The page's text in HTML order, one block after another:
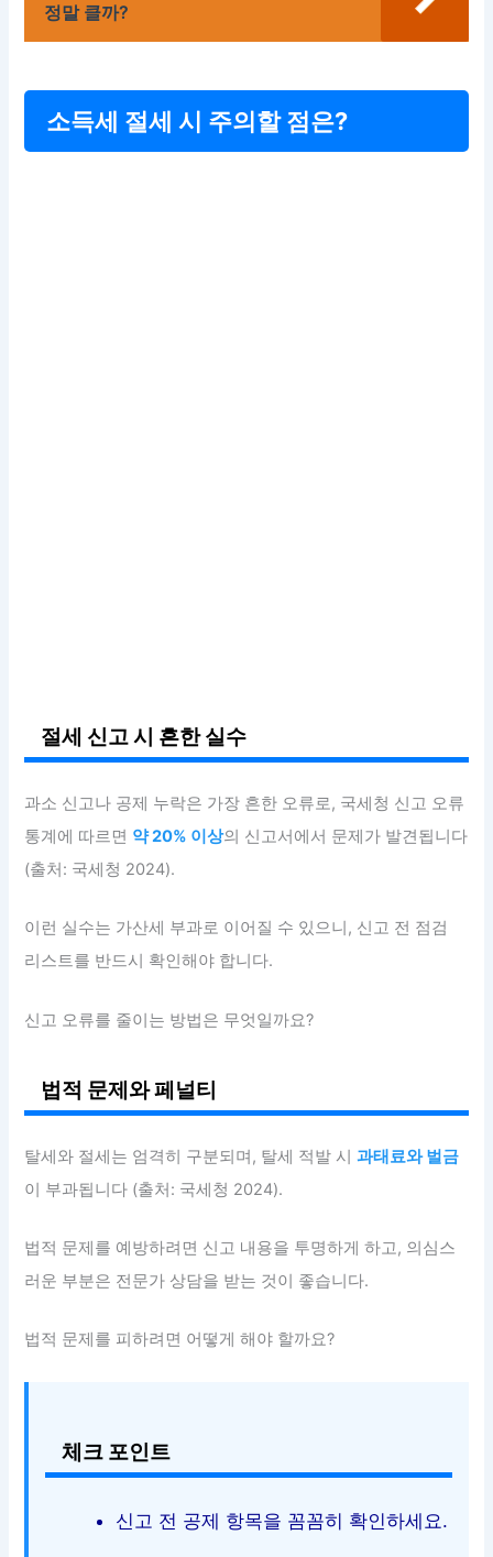
정말 클까?
소득세 절세 시 주의할 점은?
절세 신고 시 흔한 실수
과소 신고나 공제 누락은 가장 흔한 오류로, 국세청 신고 오류
통계에 따르면 약 20% 이상의 신고서에서 문제가 발견됩니다
(출처: 국세청 2024).
이런 실수는 가산세 부과로 이어질 수 있으니, 신고 전 점검
리스트를 반드시 확인해야 합니다.
신고 오류를 줄이는 방법은 무엇일까요?
법적 문제와 페널티
탈세와 절세는 엄격히 구분되며, 탈세 적발 시과태료와 벌금
이 부과됩니다 (출처: 국세청 2024).
법적 문제를 예방하려면 신고 내용을 투명하게 하고, 의심스
러운 부분은 전문가 상담을 받는 것이 좋습니다.
법적 문제를 피하려면 어떻게 해야 할까요?
체크 포인트
신고 전 공제 항목을 꼼꼼히 확인하세요.